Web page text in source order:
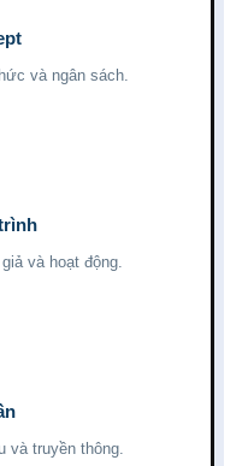
và ngân sách.
và hoạt động.
và truyền thông.